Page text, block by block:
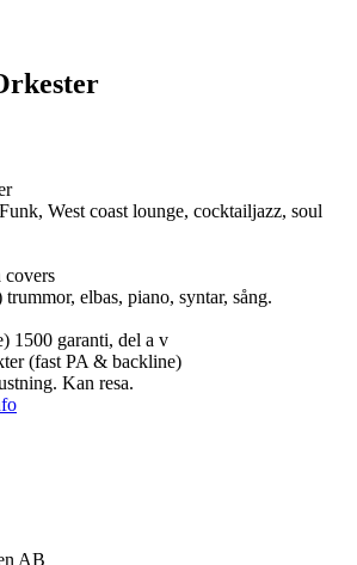
West coast lounge, cocktailjazz, soul
covers
elbas, piano, syntar, sång.
1500 garanti, del a v
(fast PA & backline)
Kan resa.
AB